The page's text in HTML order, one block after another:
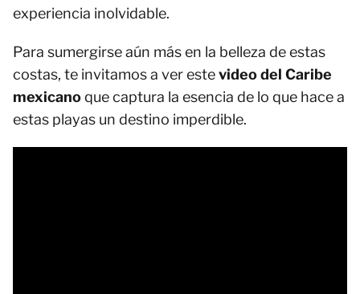
experiencia inolvidable.
Para sumergirse aún más en la belleza de estas
costas, te invitamos a ver estevideo del Caribe
mexicanoque captura la esencia de lo que hace a
estas playas un destino imperdible.